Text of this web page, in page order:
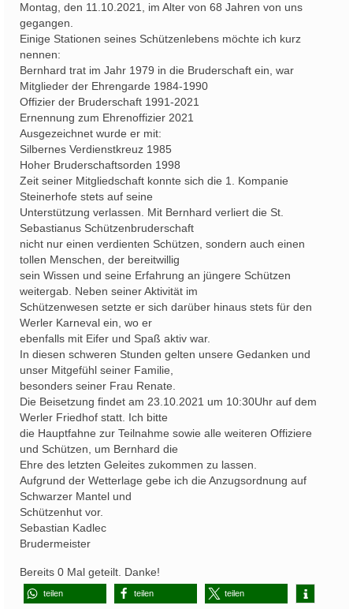
Montag, den 11.10.2021, im Alter von 68 Jahren von uns
gegangen.
Einige Stationen seines Schützenlebens möchte ich kurz
nennen:
Bernhard trat im Jahr 1979 in die Bruderschaft ein, war
Mitglieder der Ehrengarde 1984-1990
Offizier der Bruderschaft 1991-2021
Ernennung zum Ehrenoffizier 2021
Ausgezeichnet wurde er mit:
Silbernes Verdienstkreuz 1985
Hoher Bruderschaftsorden 1998
Zeit seiner Mitgliedschaft konnte sich die 1. Kompanie
Steinerhofe stets auf seine
Unterstützung verlassen. Mit Bernhard verliert die St.
Sebastianus Schützenbruderschaft
nicht nur einen verdienten Schützen, sondern auch einen
tollen Menschen, der bereitwillig
sein Wissen und seine Erfahrung an jüngere Schützen
weitergab. Neben seiner Aktivität im
Schützenwesen setzte er sich darüber hinaus stets für den
Werler Karneval ein, wo er
ebenfalls mit Eifer und Spaß aktiv war.
In diesen schweren Stunden gelten unsere Gedanken und
unser Mitgefühl seiner Familie,
besonders seiner Frau Renate.
Die Beisetzung findet am 23.10.2021 um 10:30Uhr auf dem
Werler Friedhof statt. Ich bitte
die Hauptfahne zur Teilnahme sowie alle weiteren Offiziere
und Schützen, um Bernhard die
Ehre des letzten Geleites zukommen zu lassen.
Aufgrund der Wetterlage gebe ich die Anzugsordnung auf
Schwarzer Mantel und
Schützenhut vor.
Sebastian Kadlec
Brudermeister
Bereits 0 Mal geteilt. Danke!
teilen teilen teilen